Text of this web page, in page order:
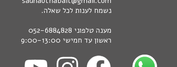
נשמח לענות לכל שאלה.
מענה טלפוני 052-6884828
ראשון עד חמישי 9:00-13:00